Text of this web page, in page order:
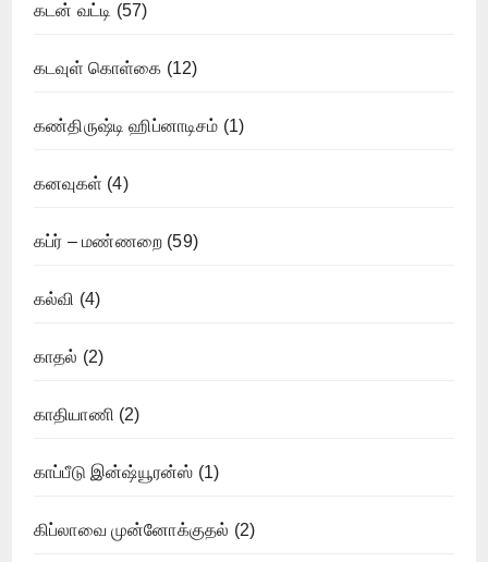
கடன் வட்டி (57)
கடவுள் கொள்கை (12)
கண்திருஷ்டி ஹிப்னாடிசம் (1)
கனவுகள் (4)
கப்ர் – மண்ணறை (59)
கல்வி (4)
காதல் (2)
காதியாணி (2)
காப்பீடு இன்ஷ்யூரன்ஸ் (1)
கிப்லாவை முன்னோக்குதல் (2)